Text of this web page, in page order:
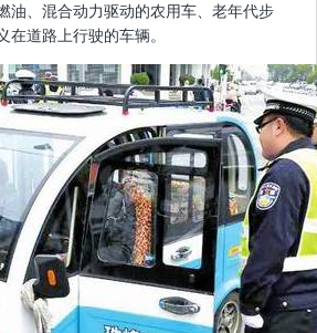
油、混合动力驱动的农用车、老年代步
在道路上行驶的车辆。